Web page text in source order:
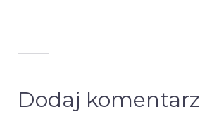
Dodaj komentarz